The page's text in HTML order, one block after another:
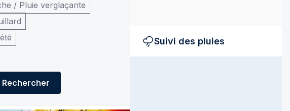
/ Pluie verglaçante
Rechercher
Suivi des pluies